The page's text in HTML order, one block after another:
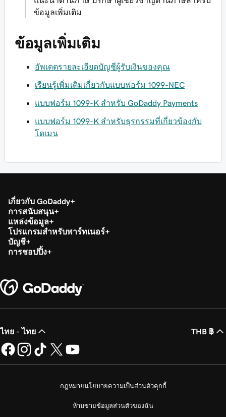
ข้อมูลเพิ่มเติม
ข้อมูลเพิ่มเติม
อัพเดตรายละเอียดบัญชีผู้รับเงินของคุณ
เรียนรู้เพิ่มเติมเกี่ยวกับแบบฟอร์ม 1099-NEC
แบบฟอร์ม 1099-K สำหรับ GoDaddy Payments
แบบฟอร์ม 1099-K สำหรับธุรกรรมที่เกี่ยวข้องกับ
โดเมน
เกี่ยวกับ GoDaddy
การสนับสนุน
แหล่งข้อมูล
โปรแกรมสำหรับพาร์ทเนอร์
บัญชี
การชอปปิ้ง
ไทย - ไทย THB ฿
กฎหมายนโยบายความเป็นส่วนตัวคุกกี้
ห้ามขายข้อมูลส่วนตัวของฉัน